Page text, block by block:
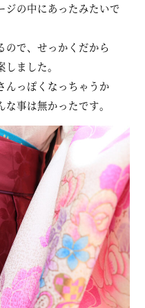
ジの中にあったみたいで
ので、せっかくだから
ました。
んっぽくなっちゃうか
事は無かったです。